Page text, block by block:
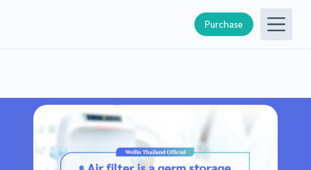
o
Purchase